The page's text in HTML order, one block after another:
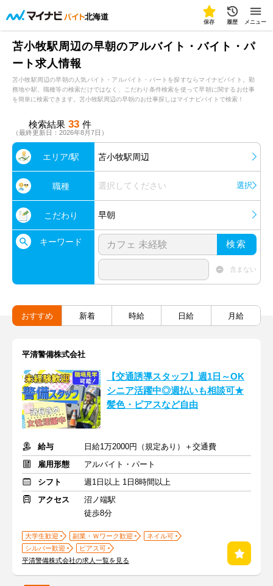
北海道
保存 履歴 メニュー
苫小牧駅周辺の早朝のアルバイト・バイト・パ
ート求人情報
苫小牧駅周辺の早朝の人気バイト・アルバイト・パートを探すならマイナビバイト。勤
務地や駅、職種等の検索だけではなく、こだわり条件検索を使って早朝に関するお仕事
を簡単に検索できます。苫小牧駅周辺の早朝のお仕事探しはマイナビバイトで検索！
検索結果 33 件
（最終更新日：2026年8月7日）
エリア/駅 苫小牧駅周辺
職種 選択してください 選択
こだわり 早朝
キーワード 検索
含まない
おすすめ 新着 時給 日給 月給
平清警備株式会社
【交通誘導スタッフ】週1日～OK
シニア活躍中◎週払いも相談可★
髪色・ピアスなど自由
給与
日給1万2000円（規定あり）＋交通費
雇用形態
アルバイト・パート
シフト
週1日以上 1日8時間以上
アクセス
沼ノ端駅
徒歩8分
大学生歓迎 副業・Ｗワーク歓迎
ネイル可
シルバー歓迎
ピアス可
平清警備株式会社の求人一覧を見る